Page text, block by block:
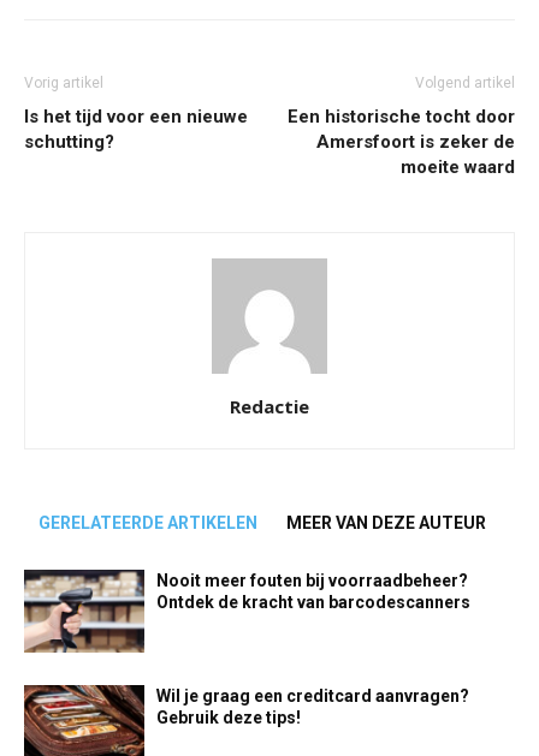
Vorig artikel
Is het tijd voor een nieuwe
schutting?
Volgend artikel
Een historische tocht door
Amersfoort is zeker de
moeite waard
Redactie
GERELATEERDE ARTIKELEN MEER VAN DEZE AUTEUR
Nooit meer fouten bij voorraadbeheer?
Ontdek de kracht van barcodescanners
Wil je graag een creditcard aanvragen?
Gebruik deze tips!